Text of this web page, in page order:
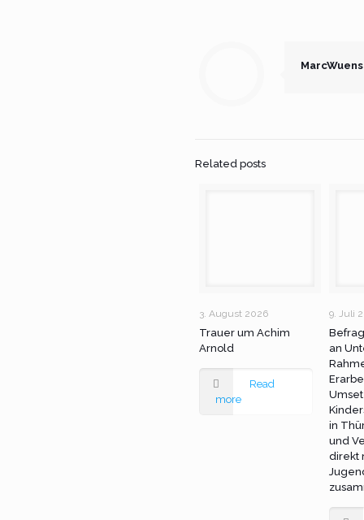
Related posts
3. August 2026
Trauer um Achim
Arnold
Read
more
9. Juli
an
in
und
direkt